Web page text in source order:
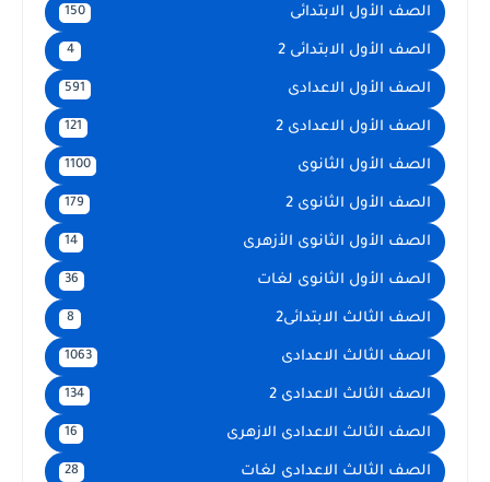
الصف الأول الابتدائى 150
الصف الأول الابتدائى 2 4
الصف الأول الاعدادى 591
الصف الأول الاعدادى 2 121
الصف الأول الثانوى 1100
الصف الأول الثانوى 2 179
الصف الأول الثانوى الأزهرى 14
الصف الأول الثانوى لغات 36
الصف الثالث الابتدائى2 8
الصف الثالث الاعدادى 1063
الصف الثالث الاعدادى 2 134
الصف الثالث الاعدادى الازهرى 16
الصف الثالث الاعدادى لغات 28